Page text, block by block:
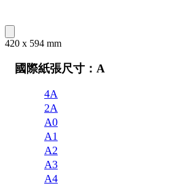
420 x 594 mm
國際紙張尺寸：A
4A
2A
A0
A1
A2
A3
A4